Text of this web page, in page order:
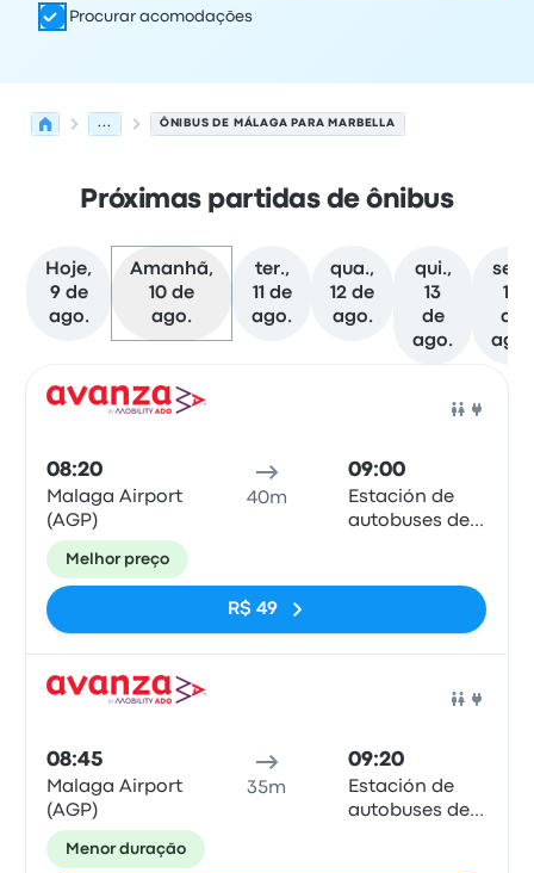
Procurar acomodações
... ÔNIBUS DE MÁLAGA PARA MARBELLA
Próximas partidas de ônibus
Hoje,
9 de
ago.
Amanhã,
10 de
ago.
ter.,
11 de
ago.
qua.,
12 de
ago.
qui.,
13
de
ago.
sex.,
14
de
ago.
08:20
Malaga Airport
(AGP)
40m
09:00
Estación de
autobuses de
Melhor preço
R$ 49
08:45
Malaga Airport
(AGP)
35m
09:20
Estación de
autobuses de
Menor duração